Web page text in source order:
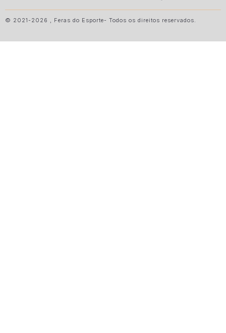
© 2021-2026 , Feras do Esporte- Todos os direitos reservados.